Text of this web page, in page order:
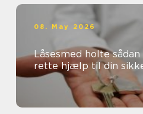
08. May 2026
Låsesmed holte sådan vælger du den
rette hjælp til din